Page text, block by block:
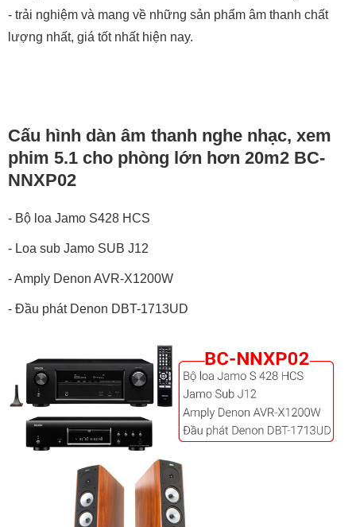
- trải nghiệm và mang về những sản phẩm âm thanh chất
lượng nhất, giá tốt nhất hiện nay.
Cấu hình dàn âm thanh nghe nhạc, xem
phim 5.1 cho phòng lớn hơn 20m2 BC-
NNXP02
- Bộ loa Jamo S428 HCS
- Loa sub Jamo SUB J12
- Amply Denon AVR-X1200W
- Đầu phát Denon DBT-1713UD